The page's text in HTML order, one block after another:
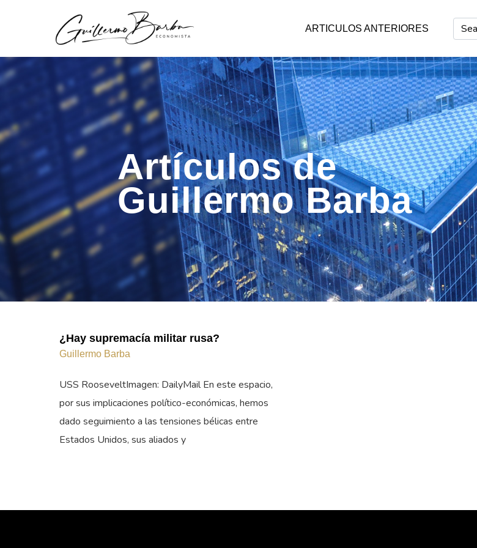
ARTICULOS ANTERIORES
Artículos de
Guillermo Barba
¿Hay supremacía militar rusa?
Guillermo Barba
USS RooseveltImagen: DailyMail En este espacio,
por sus implicaciones político-económicas, hemos
dado seguimiento a las tensiones bélicas entre
Estados Unidos, sus aliados y